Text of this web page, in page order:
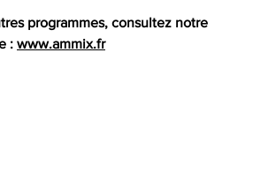
programmes, consultez notre
: www.ammix.fr